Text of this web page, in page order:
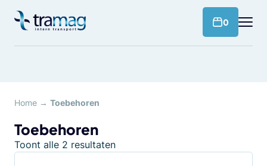
naar
0
Home → Toebehoren
Toebehoren
Toont alle 2 resultaten